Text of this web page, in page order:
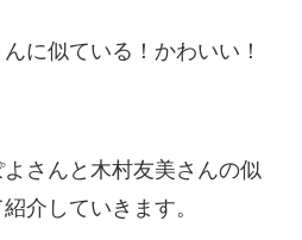
に似ている！かわいい！
さんと木村友美さんの似
介していきます。